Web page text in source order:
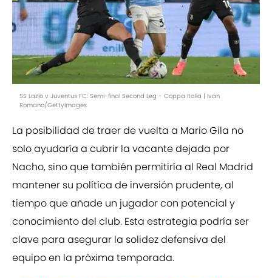
SS Lazio v Juventus FC: Semi-final Second Leg - Coppa Italia | Ivan
Romano/GettyImages
La posibilidad de traer de vuelta a Mario Gila no
solo ayudaría a cubrir la vacante dejada por
Nacho, sino que también permitiría al Real Madrid
mantener su política de inversión prudente, al
tiempo que añade un jugador con potencial y
conocimiento del club. Esta estrategia podría ser
clave para asegurar la solidez defensiva del
equipo en la próxima temporada.